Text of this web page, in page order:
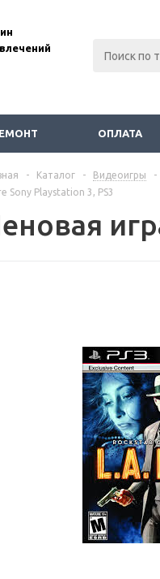
ОПЛАТА
- Каталог - Видеоигры -
Sony Playstation 3, PS3